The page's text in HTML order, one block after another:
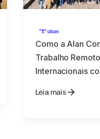
Como a Alan
Trabalho
Internacionais
Leia mais